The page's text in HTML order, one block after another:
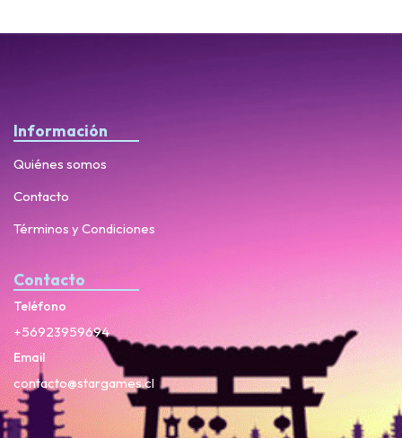
Información
Quiénes somos
Contacto
Términos y Condiciones
Contacto
Teléfono
+56923959694
Email
contacto@stargames.cl